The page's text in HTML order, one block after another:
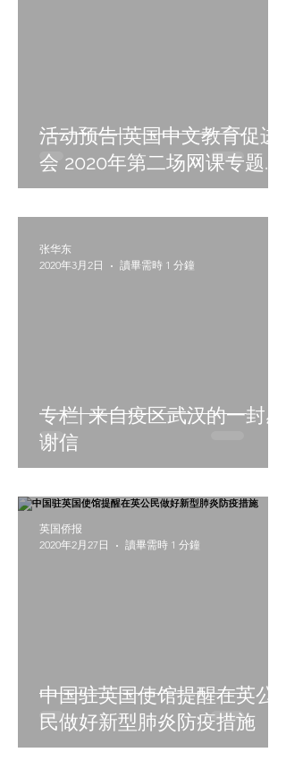
活动预告|英国中文教育促进
会 2020年第二场网课专题培
训将举行
专栏| 来自疫区武汉的一封感
谢信
张华东
2020年3月2日
讀畢需時 1 分鐘
中国驻英国使馆提醒在英公
民做好新型肺炎防疫措施
英国侨报
2020年2月27日
讀畢需時 1 分鐘